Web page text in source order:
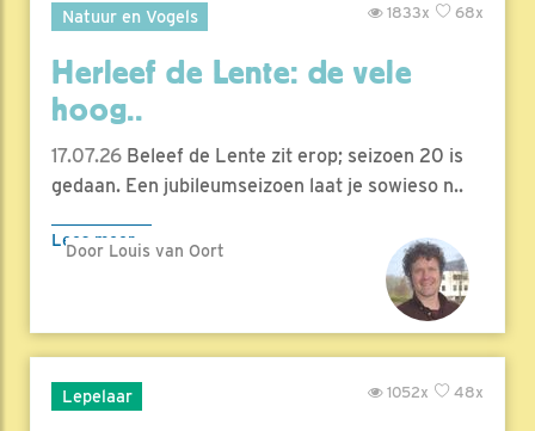
Natuur en Vogels 68x
1833x
Herleef de Lente: de vele
hoog..
17.07.26 Beleef de Lente zit erop; seizoen 20 is
gedaan. Een jubileumseizoen laat je sowieso n..
Lees meer
Door Louis van Oort
Lepelaar 48x
1052x